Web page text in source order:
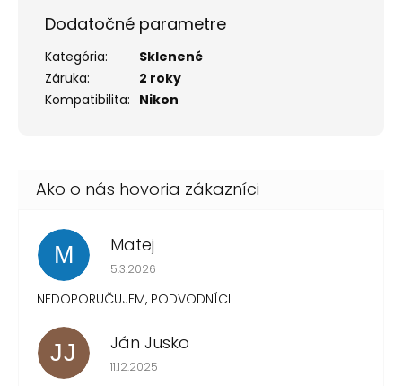
Dodatočné parametre
Kategória:
Sklenené
Záruka:
2 roky
Kompatibilita: Nikon
M Matej
Hodnotenie obchodu je 1 z 5 hviezdičiek.
5.3.2026
NEDOPORUČUJEM, PODVODNÍCI
JJ Ján Jusko
Hodnotenie obchodu je 1 z 5 hviezdičiek.
11.12.2025